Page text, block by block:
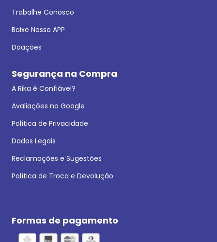
Trabalhe Conosco
Baixe Nosso APP
Doações
Segurança na Compra
A Rika é Confiável?
Avaliações no Google
Política de Privacidade
Dados Legais
Reclamações e Sugestões
Política de Troca e Devolução
Formas de pagamento